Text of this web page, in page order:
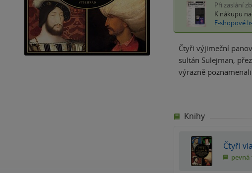
Při zaslání
K nákupu
E-shopové
Čtyři výjimeční
sultán Sulejman,
výrazně
Knihy
Čtyři
pevná